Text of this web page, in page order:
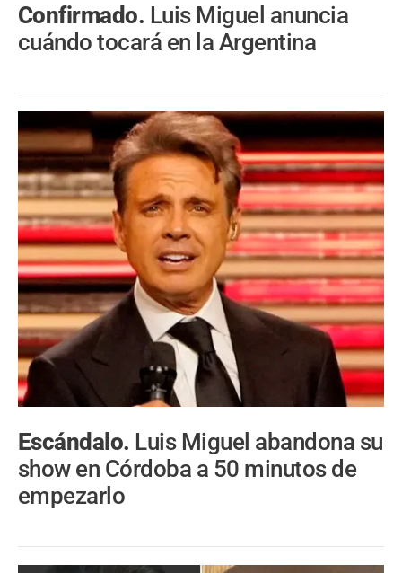
Confirmado. Luis Miguel anuncia
cuándo tocará en la Argentina
Escándalo. Luis Miguel abandona su
show en Córdoba a 50 minutos de
empezarlo